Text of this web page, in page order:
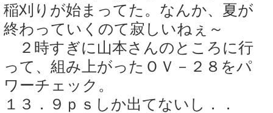
稲刈りが始まってた。なんか、夏が
終わっていくのて寂しいねぇ～
２時すぎに山本さんのところに行
って、組み上がったＯＶ－２８をパ
ワーチェック。
１３．９ｐｓしか出てないし．．